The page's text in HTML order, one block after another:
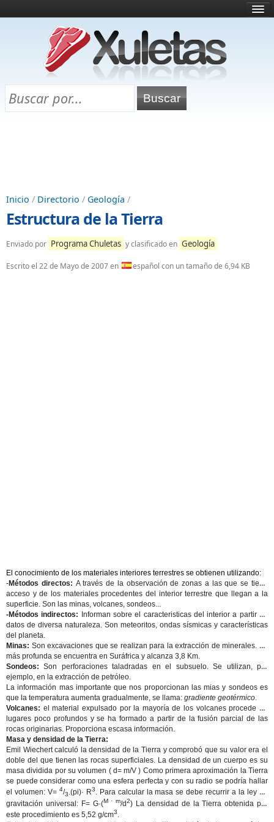
¿Qué es esto?
Directorio
Chuletas para exámenes
Inicio / Directorio / Geología /
Estructura de la Tierra
Enviado por Programa Chuletas y clasificado en Geología
Escrito el 22 de Mayo de 2007en español con un tamaño de 6,94 KB
El conocimiento de los materiales interiores terrestres se obtienen utilizando:
-Métodos directos: A través de la observación de zonas a las que se tiene
acceso y de los materiales procedentes del interior terrestre que llegan a la
superficie. Son las minas, volcanes, sondeos...
-Métodos indirectos: Informan sobre el caracteristicas del interior a partir de
datos de diversa naturaleza. Son meteoritos, ondas sísmicas y características
del planeta.
Minas: Son excavaciones que se realizan para la extracción de minerales. La
más profunda se encuentra en Suráfrica y alcanza 3,8 Km.
Sondeos:Son perforaciones taladradas en el subsuelo. Se utilizan, por
ejemplo, en la extracción de petróleo.
La información mas importante que nos proporcionan las mias y sondeos es
que la temperatura aumenta gradualmente, se llama: gradiente geotérmico.
Volcanes: el material expulsado por la mayoría de los volcanes procede de
lugares poco profundos y se ha formado a partir de la fusión parcial de las
rocas originarias. Proporciona escasa información.
Masa y densidad de la Tierra:
Emil Wiechert calculó la densidad de la Tierra y comprobó que su valor era el
doble del que tienen las rocas superficiales. La densidad de un cuerpo es su
masa dividida por su volumen ( d= m/V ) Como primera aproximación la Tierra
se puede considerar como una esfera perfecta y con su radio se podría hallar
el volumen: V= 4/3·(pi)· R3. Para calcular lamasa se debe recurrir a la ley de
gravitación universal: F= G·(M · m/d2) La densidad de la Tierra obtenida por
este procedimiento es 5,52 g/cm3.